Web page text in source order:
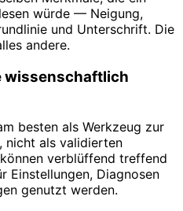
würde — Neigung,
und Unterschrift. Die
andere.
wissenschaftlich
besten als Werkzeug zur
nicht als validierten
verblüffend treffend
Einstellungen, Diagnosen
genutzt werden.